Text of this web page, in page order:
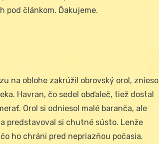
pod článkom. Ďakujeme.
na oblohe zakrúžil obrovský orol, zniesol
Havran, čo sedel obďaleč, tiež dostal
Orol si odniesol malé baranča, ale
predstavoval si chutné sústo. Lenže
ho chráni pred nepriazňou počasia.